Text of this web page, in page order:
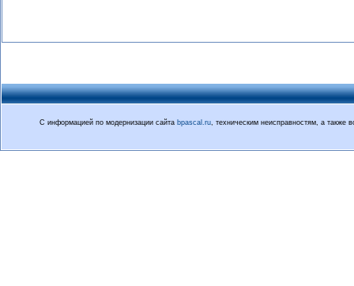
С информацией по модернизации сайта bpascal.ru, техническим неисправностям, а также